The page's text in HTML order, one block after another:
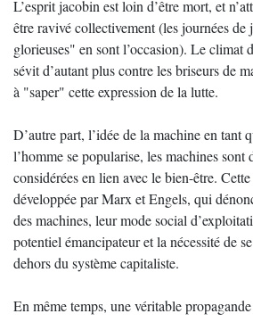
L’esprit jacobin est loin d’être mort, et
être ravivé collectivement (les journées
glorieuses" en sont l’occasion). Le climat
sévit d’autant plus contre les briseurs de
à "saper" cette expression de la lutte.
D’autre part, l’idée de la machine en tant
l’homme se popularise, les machines sont
considérées en lien avec le bien-être.
développée par Marx et Engels, qui
des machines, leur mode social
potentiel émancipateur et la nécessité de
dehors du système capitaliste.
En même temps, une véritable